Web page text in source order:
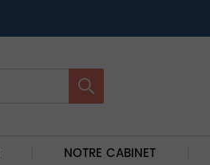
NOTRE CABINET